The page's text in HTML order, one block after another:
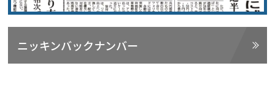
ニッキンバックナンバー